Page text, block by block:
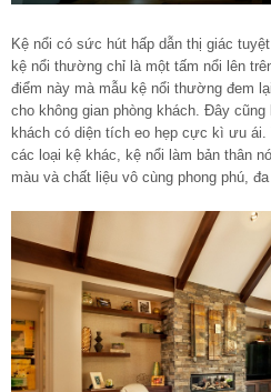
Kệ nổi có sức hút hấp dẫn thị giác
kệ nổi thường chỉ là một tấm nổi lên
điểm này mà mẫu kệ nổi thường đem
cho không gian phòng khách. Đây
khách có diện tích eo hẹp cực kì ưu
các loại kệ khác, kệ nổi làm bản thân
màu và chất liệu vô cùng phong phú, đa